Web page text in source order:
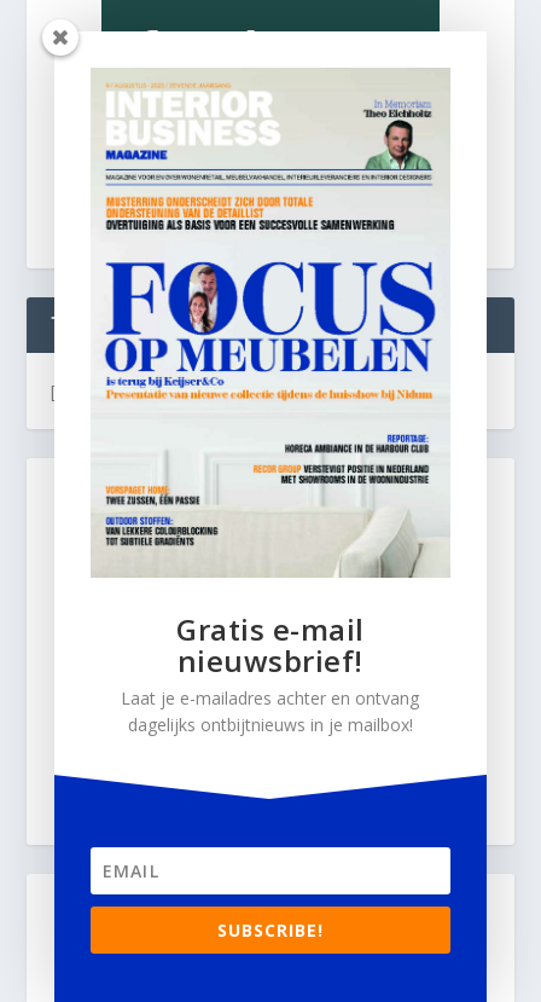
TWEETS
[custom-twitter-feeds]
Gratis e-mail
nieuwsbrief!
Laat je e-mailadres achter en ontvang
dagelijks ontbijtnieuws in je mailbox!
SUBSCRIBE!